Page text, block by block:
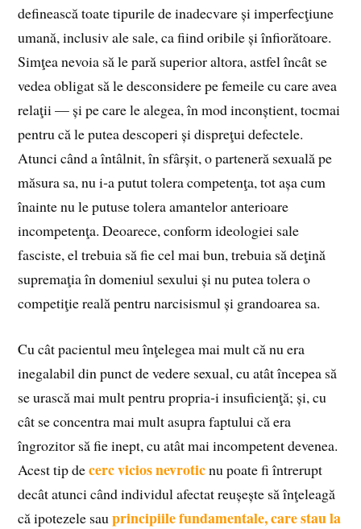
definească toate tipurile de inadecvare și imperfecţiune
umană, inclusiv ale sale, ca fiind oribile și înfiorătoare.
Simţea nevoia să le pară superior altora, astfel încât se
vedea obligat să le desconsidere pe femeile cu care avea
relaţii — și pe care le alegea, în mod inconștient, tocmai
pentru că le putea descoperi și dispreţui defectele.
Atunci când a întâlnit, în sfârșit, o parteneră sexuală pe
măsura sa, nu i‑a putut tolera competenţa, tot așa cum
înainte nu le putuse tolera amantelor anterioare
incompetenţa. Deoarece, conform ideologiei sale
fasciste, el trebuia să fie cel mai bun, trebuia să deţină
supremaţia în domeniul sexului și nu putea tolera o
competiţie reală pentru narcisismul și grandoarea sa.
Cu cât pacientul meu înţelegea mai mult că nu era
inegalabil din punct de vedere sexual, cu atât începea să
se urască mai mult pentru propria‑i insuficienţă; și, cu
cât se concentra mai mult asupra faptului că era
îngrozitor să fie inept, cu atât mai incompetent devenea.
Acest tip decerc vicios nevroticnu poate fi întrerupt
decât atunci când individul afectat reușește să înţeleagă
că ipotezele sauprincipiile fundamentale, care stau la